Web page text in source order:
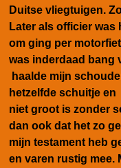
Duitse vliegtuigen.
Later als officier
om ging per
was inderdaad bang
haalde mijn
hetzelfde schuitje
niet groot is zonder
dan ook dat het zo
mijn testament heb
en varen rustig mee.